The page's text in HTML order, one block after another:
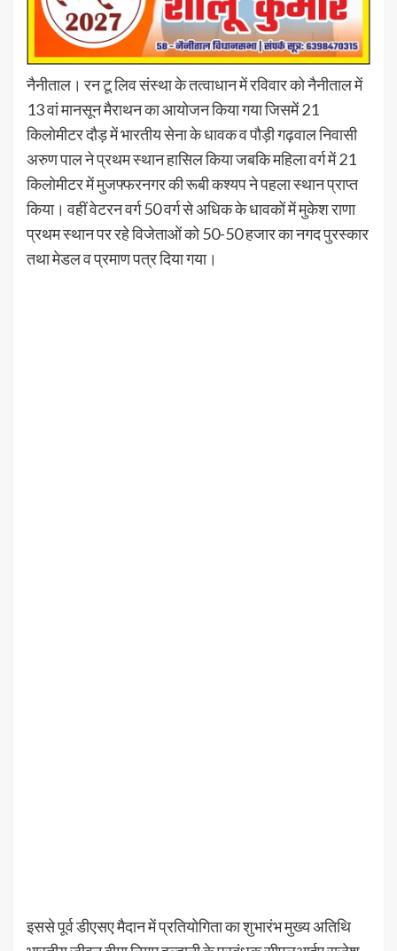
नैनीताल। रन टू लिव संस्था के तत्वाधान में रविवार को नैनीताल में
13 वां मानसून मैराथन का आयोजन किया गया जिसमें 21
किलोमीटर दौड़ में भारतीय सेना के धावक व पौड़ी गढ़वाल निवासी
अरुण पाल ने प्रथम स्थान हासिल किया जबकि महिला वर्ग में 21
किलोमीटर में मुजफ्फरनगर की रूबी कश्यप ने पहला स्थान प्राप्त
किया। वहीं वेटरन वर्ग 50 वर्ग से अधिक के धावकों में मुकेश राणा
प्रथम स्थान पर रहे विजेताओं को 50-50 हजार का नगद पुरस्कार
तथा मेडल व प्रमाण पत्र दिया गया।
इससे पूर्व डीएसए मैदान में प्रतियोगिता का शुभारंभ मुख्य अतिथि